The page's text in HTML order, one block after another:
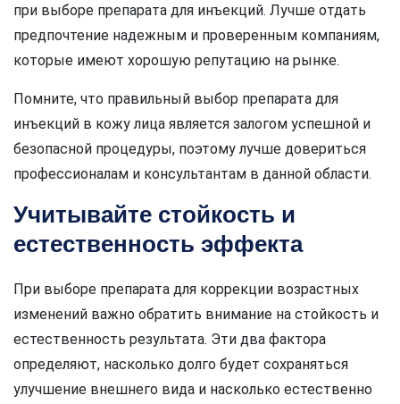
при выборе препарата для инъекций. Лучше отдать
предпочтение надежным и проверенным компаниям,
которые имеют хорошую репутацию на рынке.
Помните, что правильный выбор препарата для
инъекций в кожу лица является залогом успешной и
безопасной процедуры, поэтому лучше довериться
профессионалам и консультантам в данной области.
Учитывайте стойкость и
естественность эффекта
При выборе препарата для коррекции возрастных
изменений важно обратить внимание на стойкость и
естественность результата. Эти два фактора
определяют, насколько долго будет сохраняться
улучшение внешнего вида и насколько естественно